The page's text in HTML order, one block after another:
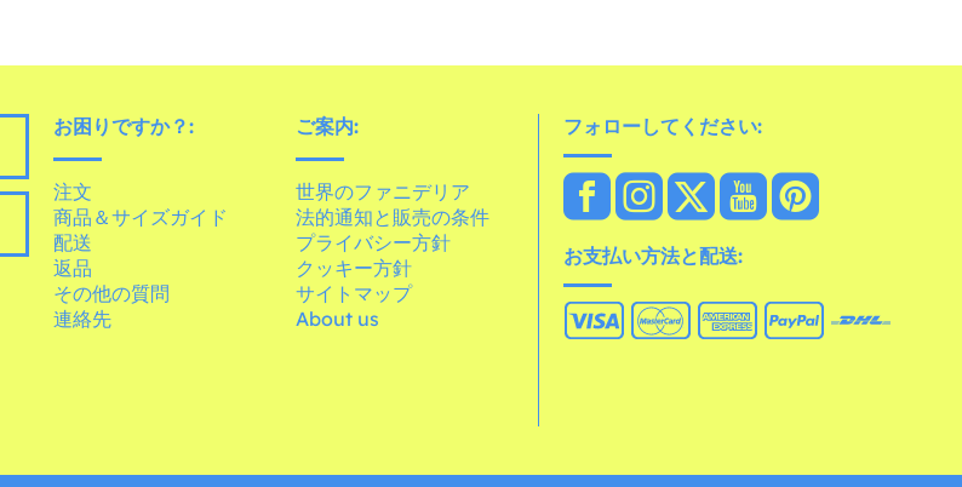
お困りですか？:
注文
商品＆サイズガイド
配送
返品
その他の質問
連絡先
ご案内:
世界のファニデリア
法的通知と販売の条件
プライバシー方針
クッキー方針
サイトマップ
About us
フォローしてください:
お支払い方法と配送: